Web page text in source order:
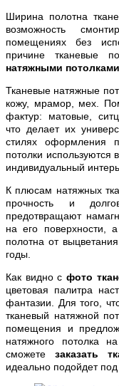
Ширина полотна
возможность
помещениях без
причине тканевые
натяжными потолками
Тканевые натяжные
кожу, мрамор, мех.
фактур: матовые,
что делает их
стилях оформления
потолки используются
индивидуальный
К плюсам натяжных
прочность и
предотвращают
на его поверхности,
полотна от
годы.
Как видно с фото
цветовая палитра
фантазии. Для того,
тканевый натяжной
помещения и
натяжного потолка
сможете заказать
идеально подойдет